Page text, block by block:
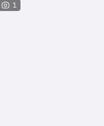
1